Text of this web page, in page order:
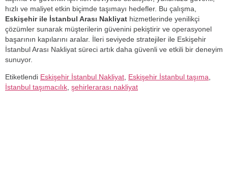
hızlı ve maliyet etkin biçimde taşımayı hedefler. Bu çalışma,
Eskişehir ile İstanbul Arası Nakliyat hizmetlerinde yenilikçi
çözümler sunarak müşterilerin güvenini pekiştirir ve operasyonel
başarının kapılarını aralar. İleri seviyede stratejiler ile Eskişehir
İstanbul Arası Nakliyat süreci artık daha güvenli ve etkili bir deneyim
sunuyor.
Etiketlendi Eskişehir İstanbul Nakliyat, Eskişehir İstanbul taşıma,
İstanbul taşımacılık, şehirlerarası nakliyat